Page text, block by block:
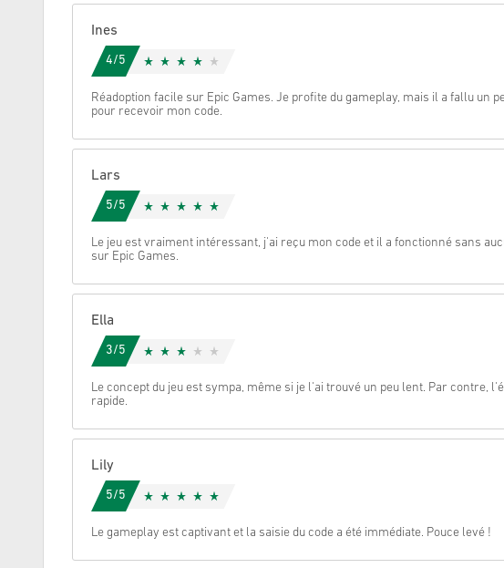
Annulez
Ines
4/5
Réadoption facile sur Epic Games. Je profite du gameplay, mais il a fallu un
pour recevoir mon code.
Lars
5/5
Le jeu est vraiment intéressant, j'ai reçu mon code et il a fonctionné sans
sur Epic Games.
Ella
3/5
Le concept du jeu est sympa, même si je l'ai trouvé un peu lent. Par contre,
rapide.
Lily
5/5
Le gameplay est captivant et la saisie du code a été immédiate. Pouce levé !